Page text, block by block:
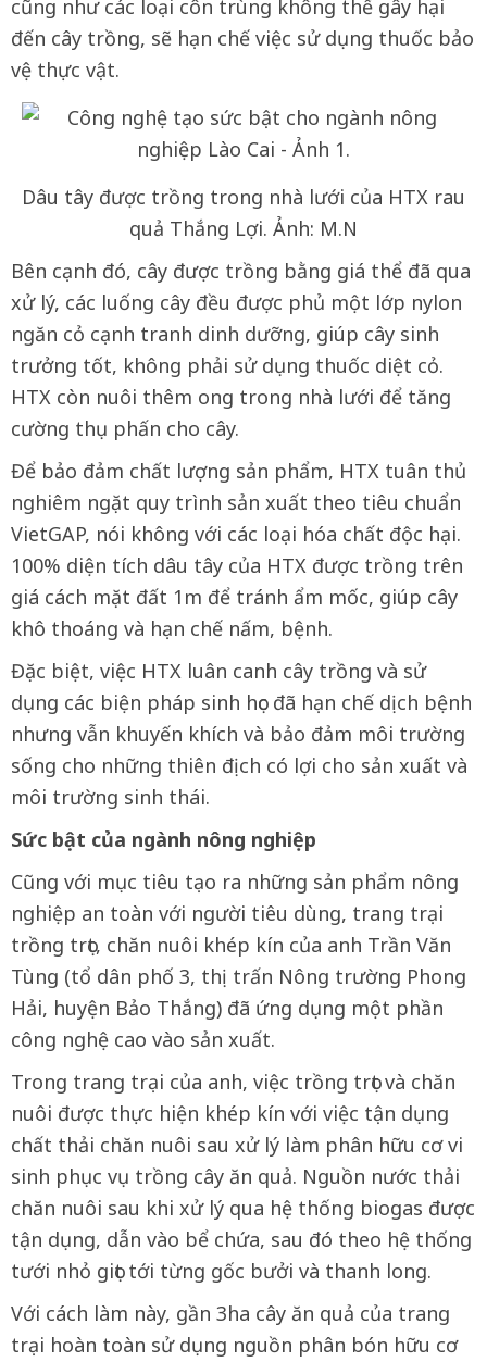
cũng như các loại côn trùng không thể gây hại
đến cây trồng, sẽ hạn chế việc sử dụng thuốc bảo
vệ thực vật.
Dâu tây được trồng trong nhà lưới của HTX rau
quả Thắng Lợi. Ảnh: M.N
Bên cạnh đó, cây được trồng bằng giá thể đã qua
xử lý, các luống cây đều được phủ một lớp nylon
ngăn cỏ cạnh tranh dinh dưỡng, giúp cây sinh
trưởng tốt, không phải sử dụng thuốc diệt cỏ.
HTX còn nuôi thêm ong trong nhà lưới để tăng
cường thụ phấn cho cây.
Để bảo đảm chất lượng sản phẩm, HTX tuân thủ
nghiêm ngặt quy trình sản xuất theo tiêu chuẩn
VietGAP, nói không với các loại hóa chất độc hại.
100% diện tích dâu tây của HTX được trồng trên
giá cách mặt đất 1m để tránh ẩm mốc, giúp cây
khô thoáng và hạn chế nấm, bệnh.
Đặc biệt, việc HTX luân canh cây trồng và sử
dụng các biện pháp sinh học đã hạn chế dịch bệnh
nhưng vẫn khuyến khích và bảo đảm môi trường
sống cho những thiên địch có lợi cho sản xuất và
môi trường sinh thái.
Sức bật của ngành nông nghiệp
Cũng với mục tiêu tạo ra những sản phẩm nông
nghiệp an toàn với người tiêu dùng, trang trại
trồng trọt, chăn nuôi khép kín của anh Trần Văn
Tùng (tổ dân phố 3, thị trấn Nông trường Phong
Hải, huyện Bảo Thắng) đã ứng dụng một phần
công nghệ cao vào sản xuất.
Trong trang trại của anh, việc trồng trọt và chăn
nuôi được thực hiện khép kín với việc tận dụng
chất thải chăn nuôi sau xử lý làm phân hữu cơ vi
sinh phục vụ trồng cây ăn quả. Nguồn nước thải
chăn nuôi sau khi xử lý qua hệ thống biogas được
tận dụng, dẫn vào bể chứa, sau đó theo hệ thống
tưới nhỏ giọt tới từng gốc bưởi và thanh long.
Với cách làm này, gần 3ha cây ăn quả của trang
trại hoàn toàn sử dụng nguồn phân bón hữu cơ